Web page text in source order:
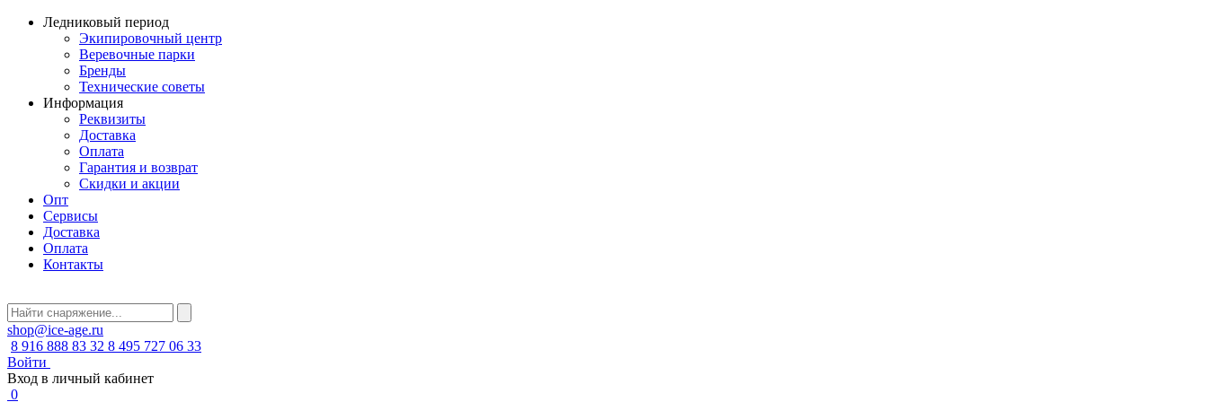
Ледниковый период
Экипировочный центр
Веревочные парки
Бренды
Технические советы
Информация
Реквизиты
Доставка
Оплата
Гарантия и возврат
Скидки и акции
Опт
Сервисы
Доставка
Оплата
Контакты
shop@ice-age.ru
8 916 888 83 32 8 495 727 06 33
Войти
Вход в личный кабинет
0